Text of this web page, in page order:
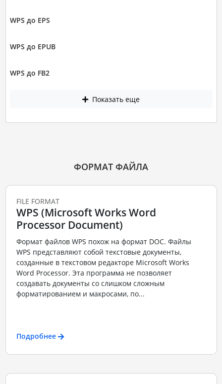
WPS до EPS
WPS до EPUB
WPS до FB2
Показать еще
ФОРМАТ ФАЙЛА
FILE FORMAT
WPS (Microsoft Works Word
Processor Document)
Формат файлов WPS похож на формат DOC. Файлы
WPS представляют собой текстовые документы,
созданные в текстовом редакторе Microsoft Works
Word Processor. Эта программа не позволяет
создавать документы со слишком сложным
форматированием и макросами, по...
Подробнее